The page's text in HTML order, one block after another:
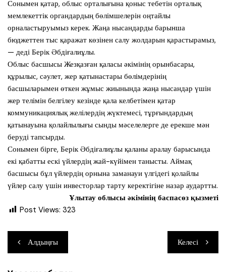
Сонымен қатар, облыс орталығына қоныс тебетін орталық
мемлекеттік органдардың бөлімшелерін оңтайлы
орналастыруымыз керек. Жаңа нысандарды барынша
бюджеттен тыс қаражат көзінен салу жолдарын қарастырамыз,
— деді Берік Әбдіғалиұлы.
Облыс басшысы Жезқазған қаласы әкімінің орынбасары,
құрылыс, сәулет, жер қатынастары бөлімдерінің
басшыларымен өткен жұмыс жиынында жаңа нысандар үшін
жер телімін белгілеу кезінде қала келбетімен қатар
коммуникациялық желілердің жүктемесі, тұрғындардың
қатынауына қолайлылығы сынды мәселелерге де ерекше мән
беруді тапсырды.
Сонымен бірге, Берік Әбдіғалиұлы қаланы аралау барысында
екі қабатты ескі үйлердің жай-күйімен танысты. Аймақ
басшысы бұл үйлердің орнына заманауи үлгідегі қолайлы
үйлер салу үшін инвесторлар тарту керектігіне назар аудартты.
Ұлытау облысы әкімінің баспасөз қызметі
Post Views: 323
Навигация
по
Алдыңғы Келесі